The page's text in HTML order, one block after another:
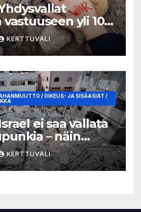
yli 100
Iranissa
KERTTUVALI
/ OIKEUS- JA SISÄASIAT /
ei saa vallata
– näin
toimia
KERTTUVALI